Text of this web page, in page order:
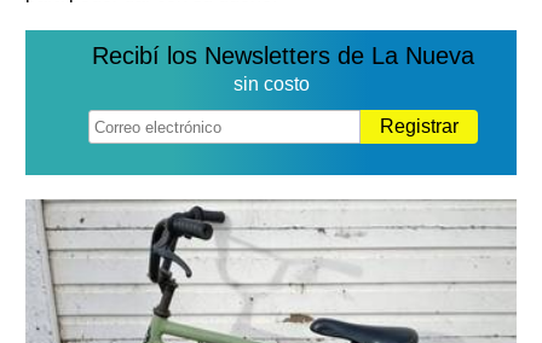
Recibí los Newsletters de La Nueva
sin costo
Registrar